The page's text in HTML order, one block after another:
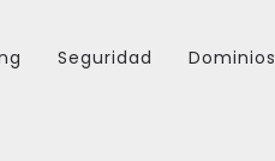
Seguridad Dominios